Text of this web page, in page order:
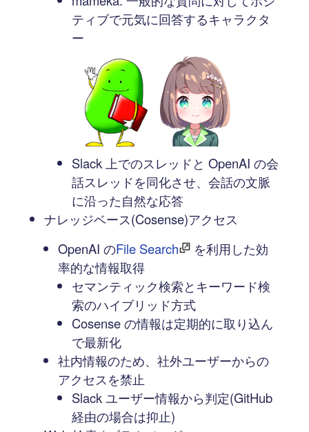
ティブで元気に回答するキャラクタ
ー
Slack 上でのスレッドと OpenAI の会
話スレッドを同化させ、会話の文脈
に沿った自然な応答
ナレッジベース(Cosense)アクセス
OpenAI のFile Search
を利用した効
率的な情報取得
セマンティック検索とキーワード検
索のハイブリッド方式
Cosense の情報は定期的に取り込ん
で最新化
社内情報のため、社外ユーザーからの
アクセスを禁止
Slack ユーザー情報から判定(GitHub
経由の場合は抑止)